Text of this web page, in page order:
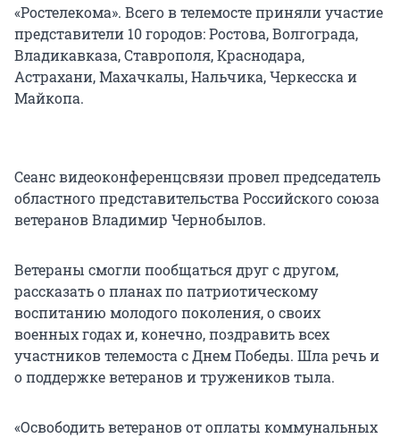
«Ростелекома». Всего в телемосте приняли участие
представители 10 городов: Ростова, Волгограда,
Владикавказа, Ставрополя, Краснодара,
Астрахани, Махачкалы, Нальчика, Черкесска и
Майкопа.
Сеанс видеоконференцсвязи провел председатель
областного представительства Российского союза
ветеранов Владимир Чернобылов.
Ветераны смогли пообщаться друг с другом,
рассказать о планах по патриотическому
воспитанию молодого поколения, о своих
военных годах и, конечно, поздравить всех
участников телемоста с Днем Победы. Шла речь и
о поддержке ветеранов и тружеников тыла.
«Освободить ветеранов от оплаты коммунальных